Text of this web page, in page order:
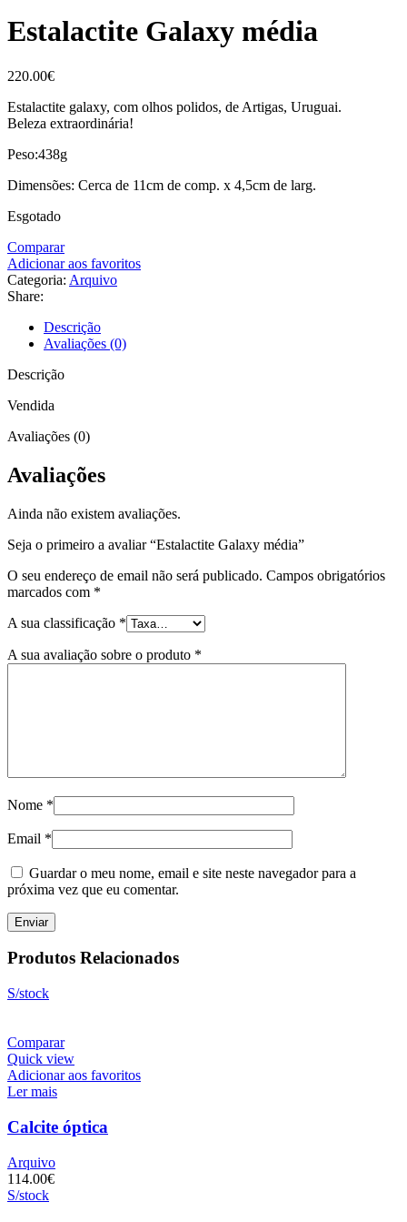
Estalactite Galaxy média
220.00€
Estalactite galaxy, com olhos polidos, de Artigas, Uruguai.
Beleza extraordinária!
Peso:438g
Dimensões: Cerca de 11cm de comp. x 4,5cm de larg.
Esgotado
Comparar
Adicionar aos favoritos
Categoria: Arquivo
Share:
Descrição
Avaliações (0)
Descrição
Vendida
Avaliações (0)
Avaliações
Ainda não existem avaliações.
Seja o primeiro a avaliar “Estalactite Galaxy média”
O seu endereço de email não será publicado. Campos obrigatórios
marcados com *
A sua classificação *
A sua avaliação sobre o produto *
Nome *
Email *
Guardar o meu nome, email e site neste navegador para a
próxima vez que eu comentar.
Produtos Relacionados
S/stock
Comparar
Quick view
Adicionar aos favoritos
Ler mais
Calcite óptica
Arquivo
114.00€
S/stock